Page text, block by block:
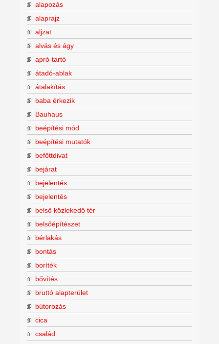
alapozás
alaprajz
aljzat
alvás és ágy
apró-tartó
átadó-ablak
átalakítás
baba érkezik
Bauhaus
beépítési mód
beépítési mutatók
befőttdivat
bejárat
bejelentés
bejelentés
belső közlekedő tér
belsőépítészet
bérlakás
bontás
boríték
bővítés
bruttó alapterület
bútorozás
cica
család